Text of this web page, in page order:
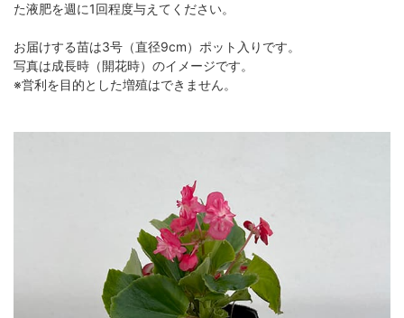
た液肥を週に1回程度与えてください。
お届けする苗は3号（直径9cm）ポット入りです。
写真は成長時（開花時）のイメージです。
※営利を目的とした増殖はできません。